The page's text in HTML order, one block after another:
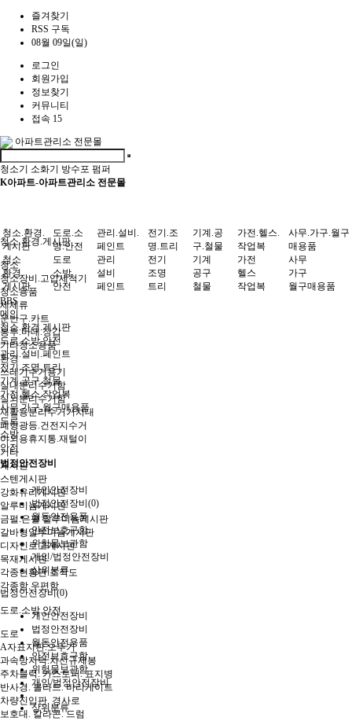
즐겨찾기
RSS 구독
08월 09일(일)
로그인
회원가입
정보찾기
커뮤니티
접속 15
아파트관리소 전문몰
청소기 소화기 방수포 펌퍼
K아파트-아파트관리소 전문몰
청소.환경.게시판
청소
청소장비.고압세척기
청소용품
세제류
운반구.카트
봉투.마대.장갑
기타청소용품
환경
쓰레기수거용기
실내분리수거함
실외분리수거함
재활용분리수거거치대
폐형광등.건전지수거
야외용휴지통.재털이
기타
게시판
스텐게시판
강화유리게시판
알루미늄게시판
금펄.은펄 알루미늄게시판
갈바형알루미늄게시판
디자인로고게시판
목재게시판
각종현황판.조직도
각종함.우편함
도로.소방.안전
도로
A자표지판.오뚜기
과속방지턱.차선규제봉
주차블럭. 카스토퍼. 표지병
반사경. 볼라드. 바리게이트
차량진입판. 경사로
보호대. 칼라콘. 드럼
청소.환경.
게시판
청소
환경
게시판
도로.소
방.안전
도로
소방
안전
관리.설비.
페인트
관리
설비
페인트
전기.조
명.트리
전기
조명
트리
기계.공
구.철물
기계
공구
철물
가전.헬스.
작업복
가전
헬스
작업복
사무.가구.월구
매용품
사무
가구
월구매용품
BBS
메인
청소.환경.게시판
도로.소방.안전
관리.설비.페인트
전기.조명.트리
기계.공구.철물
가전.헬스.작업복
사무.가구.월구매용품
도로
소방
안전
법정안전장비
개인안전장비
법정안전장비(0)
월동안전용품
안전보호구함
위험물보관함
개인/법정안전장비
상위분류
법정안전장비(0)
개인안전장비
법정안전장비
월동안전용품
안전보호구함
위험물보관함
개인/법정안전장비
상위분류